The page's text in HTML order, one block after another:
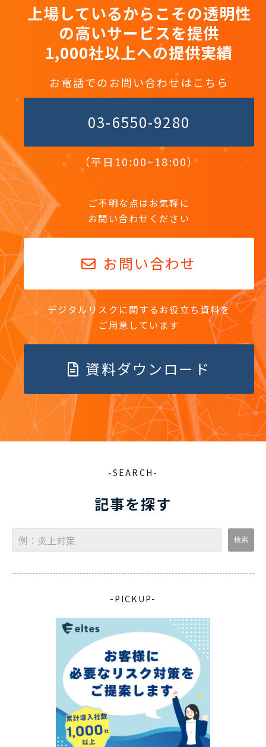
上場しているからこその透明性
の高いサービスを提供
1,000社以上への提供実績
お電話でのお問い合わせはこちら
03-6550-9280
（平日10:00~18:00）
ご不明な点はお気軽に
お問い合わせください
お問い合わせ
デジタルリスクに関するお役立ち資料を
ご用意しています
資料ダウンロード
-SEARCH-
記事を探す
-PICKUP-